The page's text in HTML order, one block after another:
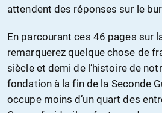
attendent des réponses sur le
En parcourant ces 46 pages sur
remarquerez quelque chose de
siècle et demi de l’histoire de
fondation à la fin de la Seconde
occupe moins d’un quart des